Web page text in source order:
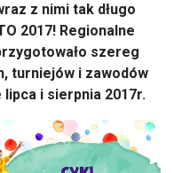
z nimi tak długo
2017! Regionalne
szereg
turniejów i zawodów
i sierpnia 2017r.